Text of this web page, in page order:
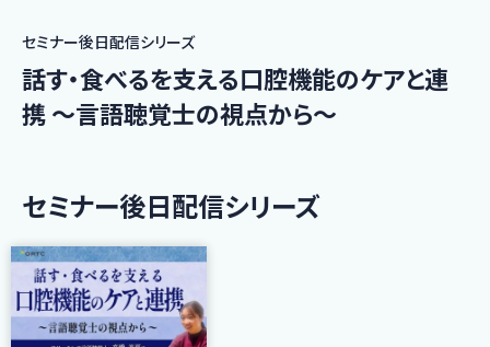
セミナー後日配信シリーズ
話す・食べるを支える口腔機能のケアと連
携 〜言語聴覚士の視点から〜
セミナー後日配信シリーズ